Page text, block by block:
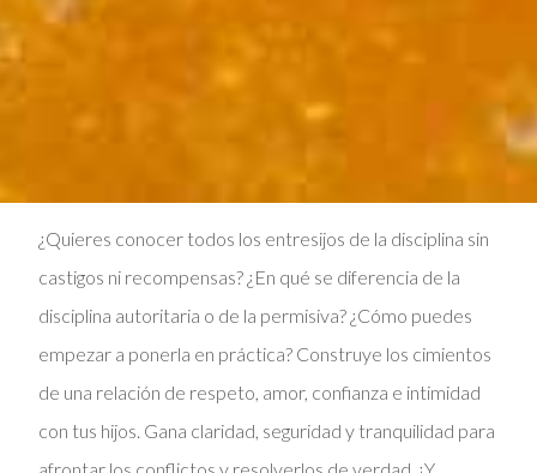
¿Quieres conocer todos los entresijos de la disciplina sin
castigos ni recompensas? ¿En qué se diferencia de la
disciplina autoritaria o de la permisiva? ¿Cómo puedes
empezar a ponerla en práctica? Construye los cimientos
de una relación de respeto, amor, confianza e intimidad
con tus hijos. Gana claridad, seguridad y tranquilidad para